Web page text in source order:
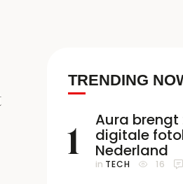
TRENDING
1
Aura brengt
digitale
Nederland
in TECH 16